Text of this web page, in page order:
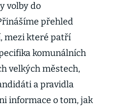
volby do
přehled
mezi které patří
komunálních
velkých městech,
a pravidla
informace o tom, jak